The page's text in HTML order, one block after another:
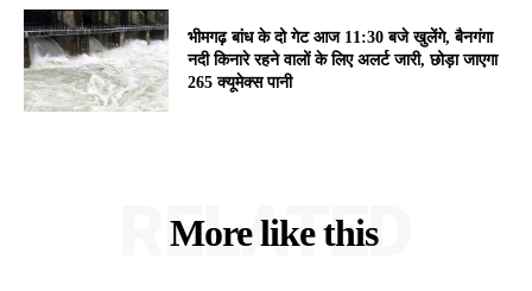
भीमगढ़ बांध के दो गेट आज 11:30 बजे खुलेंगे, बैनगंगा
नदी किनारे रहने वालों के लिए अलर्ट जारी, छोड़ा जाएगा
265 क्यूमेक्स पानी
More like this
RELATED